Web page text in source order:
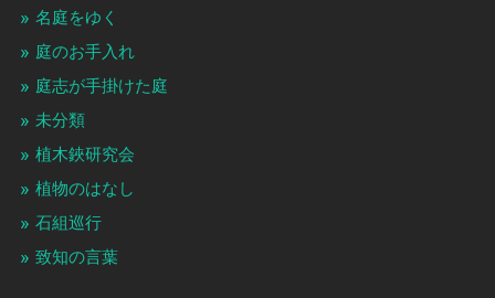
名庭をゆく
庭のお手入れ
庭志が手掛けた庭
未分類
植木鋏研究会
植物のはなし
石組巡行
致知の言葉